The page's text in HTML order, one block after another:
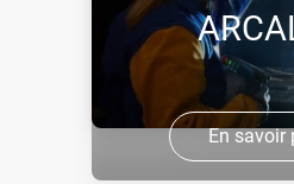
En savoir